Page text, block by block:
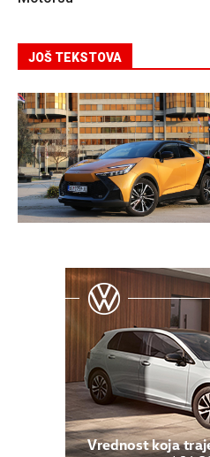
JOŠ TEKSTOVA